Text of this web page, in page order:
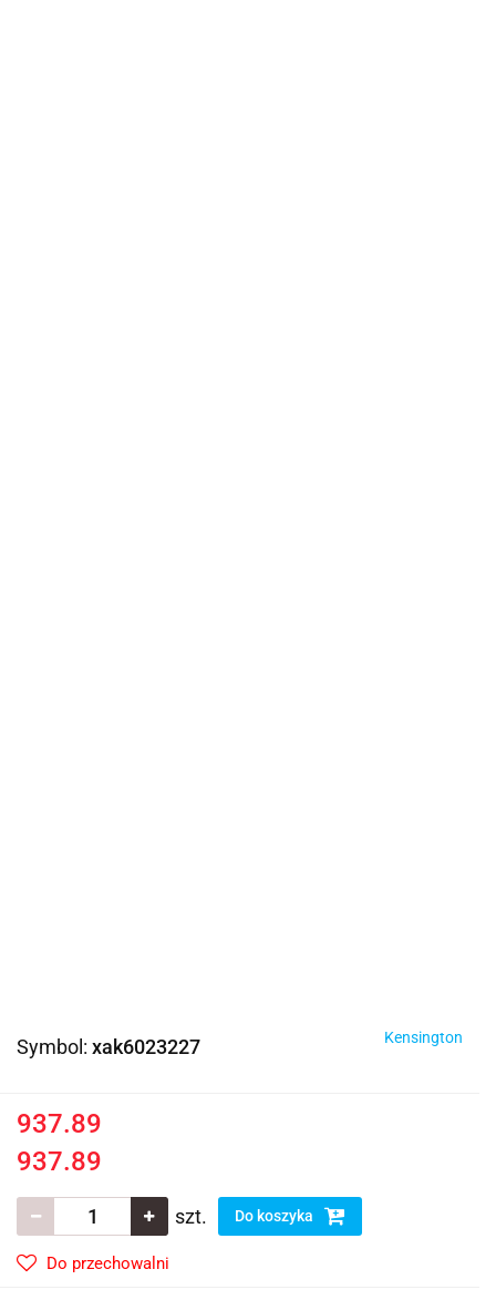
Symbol: xak6023227 Kensington
937.89
937.89
szt. Do koszyka
Do przechowalni